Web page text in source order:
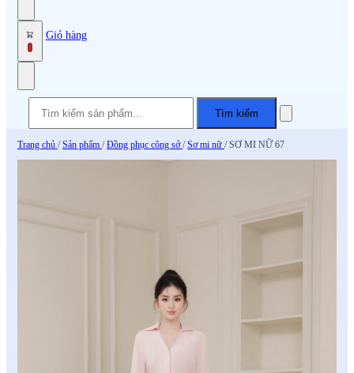
0
Giỏ hàng
Tìm kiếm
Trang chủ / Sản phẩm / Đồng phục công sở/ Sơ mi nữ / SƠ MI NỮ 67